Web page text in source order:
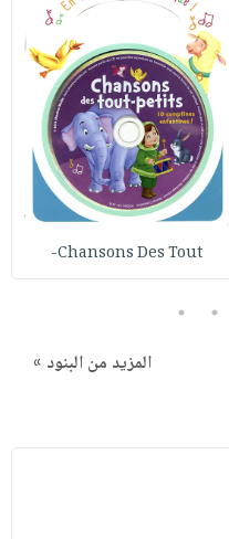
Chansons Des Tout-
4
5
المزيد من البنود »